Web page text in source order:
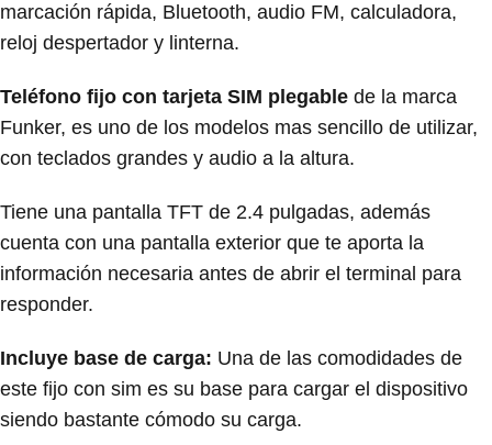
marcación rápida, Bluetooth, audio FM, calculadora,
reloj despertador y linterna.
Teléfono fijo con tarjeta SIM plegable de la marca
Funker, es uno de los modelos mas sencillo de utilizar,
con teclados grandes y audio a la altura.
Tiene una pantalla TFT de 2.4 pulgadas, además
cuenta con una pantalla exterior que te aporta la
información necesaria antes de abrir el terminal para
responder.
Incluye base de carga: Una de las comodidades de
este fijo con sim es su base para cargar el dispositivo
siendo bastante cómodo su carga.